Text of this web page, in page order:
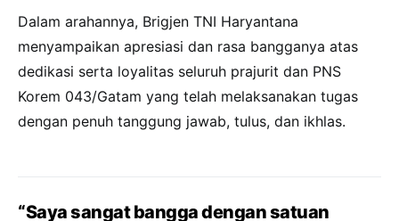
Dalam arahannya, Brigjen TNI Haryantana
menyampaikan apresiasi dan rasa bangganya atas
dedikasi serta loyalitas seluruh prajurit dan PNS
Korem 043/Gatam yang telah melaksanakan tugas
dengan penuh tanggung jawab, tulus, dan ikhlas.
“Saya sangat bangga dengan satuan